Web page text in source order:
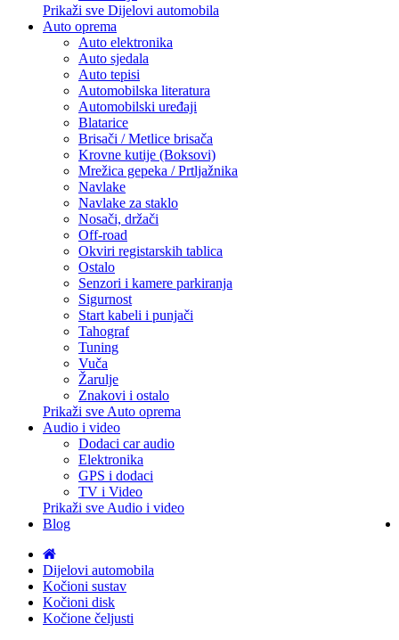
Prikaži sve Dijelovi automobila
Auto oprema
Auto elektronika
Auto sjedala
Auto tepisi
Automobilska literatura
Automobilski uređaji
Blatarice
Brisači / Metlice brisača
Krovne kutije (Boksovi)
Mrežica gepeka / Prtljažnika
Navlake
Navlake za staklo
Nosači, držači
Off-road
Okviri registarskih tablica
Ostalo
Senzori i kamere parkiranja
Sigurnost
Start kabeli i punjači
Tahograf
Tuning
Vuča
Žarulje
Znakovi i ostalo
Prikaži sve Auto oprema
Audio i video
Dodaci car audio
Elektronika
GPS i dodaci
TV i Video
Prikaži sve Audio i video
Blog
Dijelovi automobila
Kočioni sustav
Kočioni disk
Kočione čeljusti